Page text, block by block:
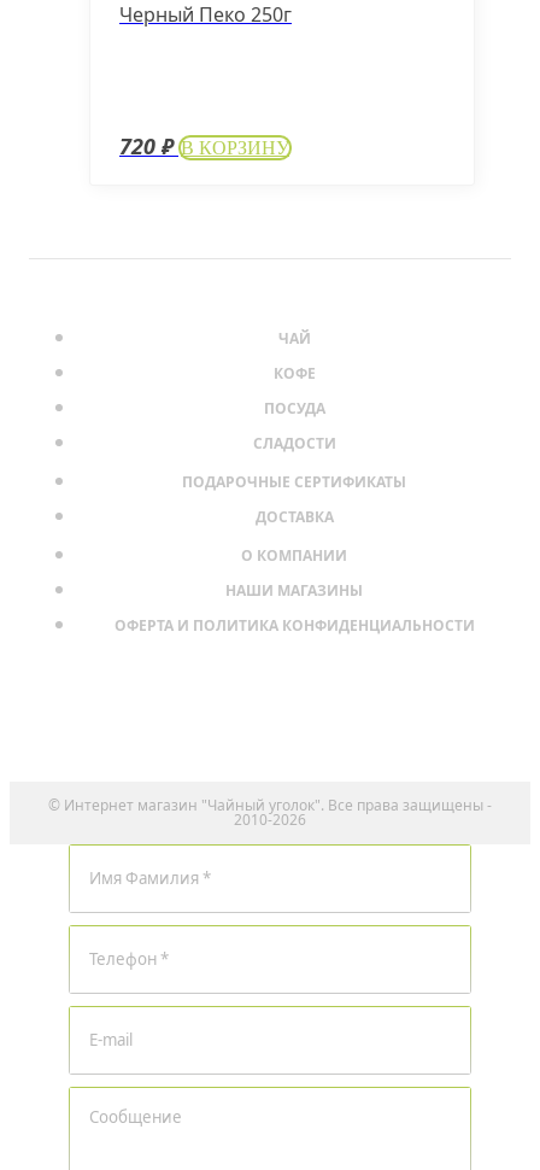
Черный Пеко 250г
720₽ В КОРЗИНУ
ЧАЙ
КОФЕ
ПОСУДА
СЛАДОСТИ
ПОДАРОЧНЫЕ СЕРТИФИКАТЫ
ДОСТАВКА
О КОМПАНИИ
НАШИ МАГАЗИНЫ
ОФЕРТА И ПОЛИТИКА КОНФИДЕНЦИАЛЬНОСТИ
© Интернет магазин "Чайный уголок". Все права защищены -
2010-2026